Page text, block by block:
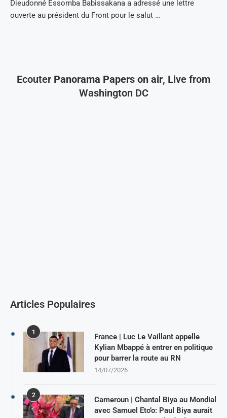
Dieudonné Essomba Babissakana a adressé une lettre
ouverte au président du Front pour le salut …
Ecouter Panorama Papers on air, Live from
Washington DC
Articles Populaires
1
France | Luc Le Vaillant appelle
Kylian Mbappé à entrer en politique
pour barrer la route au RN
14/07/2026
2
Cameroun | Chantal Biya au Mondial
avec Samuel Eto’o: Paul Biya aurait